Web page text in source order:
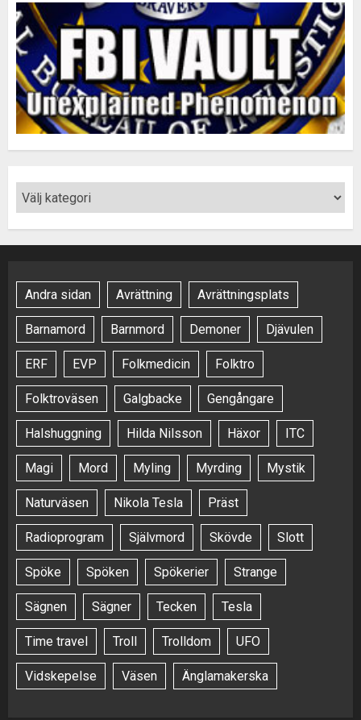
Andra sidan Avrättning Avrättningsplats
Barnamord Barnmord Demoner Djävulen
ERF EVP Folkmedicin Folktro
Folktroväsen Galgbacke Gengångare
Halshuggning Hilda Nilsson Häxor ITC
Magi Mord Myling Myrding Mystik
Naturväsen Nikola Tesla Präst
Radioprogram Självmord Skövde Slott
Spöke Spöken Spökerier Strange
Sägnen Sägner Tecken Tesla
Time travel Troll Trolldom UFO
Vidskepelse Väsen Änglamakerska